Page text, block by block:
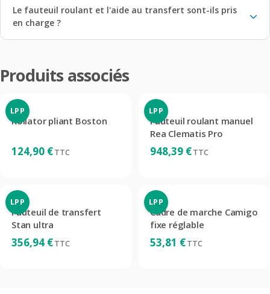
Le fauteuil roulant et l'aide au transfert sont-ils pris
en charge ?
Produits associés
LPP
Rollator pliant Boston
124,90 €TTC
LPP
Fauteuil roulant manuel
Rea Clematis Pro
948,39 €TTC
LPP
Fauteuil de transfert
Stan ultra
356,94 €TTC
LPP
Cadre de marche Camigo
fixe réglable
53,81 €TTC